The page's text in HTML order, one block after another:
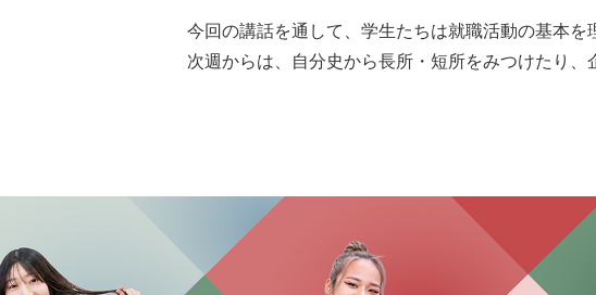
今回の講話を通して、学生たちは就職活動の基本を
次週からは、自分史から長所・短所をみつけたり、